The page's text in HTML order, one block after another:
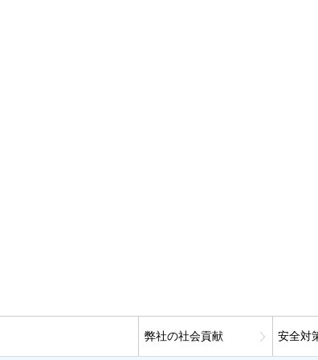
弊社の社会貢献 安全対